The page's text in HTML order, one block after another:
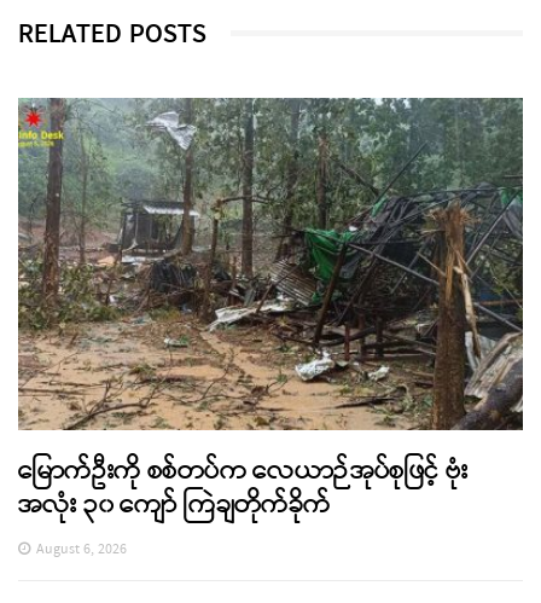
RELATED POSTS
မြောက်ဦးကို စစ်တပ်က လေယာဉ်အုပ်စုဖြင့် ဗုံး
အလုံး ၃၀ ကျော် ကြဲချတိုက်ခိုက်
August 6, 2026